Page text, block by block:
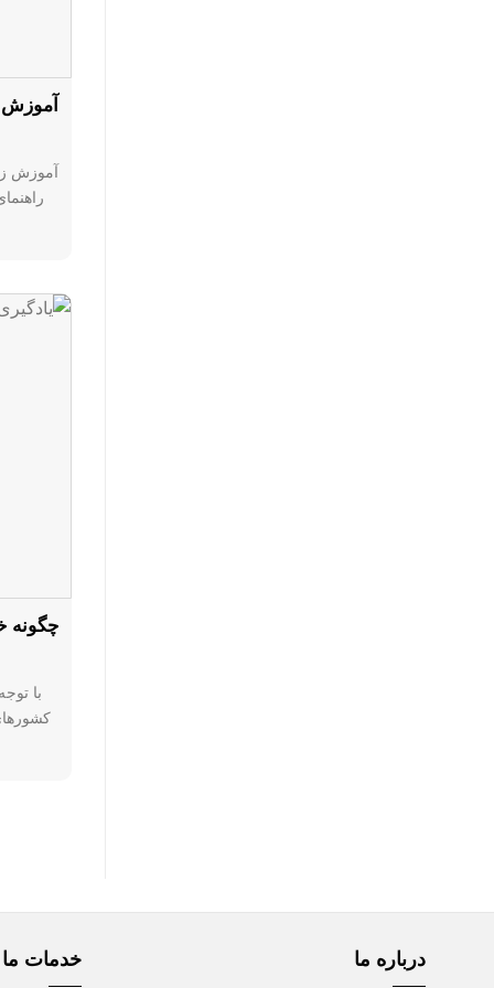
آموزش
آموزش
چگونه
با
درباره ما خدمات ما